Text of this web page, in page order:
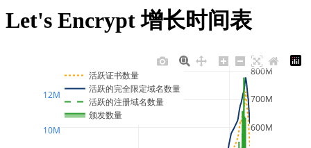
Let's Encrypt 增长时间表
600M
700M
800M
10M
12M
活跃证书数量
活跃的完全限定域名数量
活跃的注册域名数量
颁发数量